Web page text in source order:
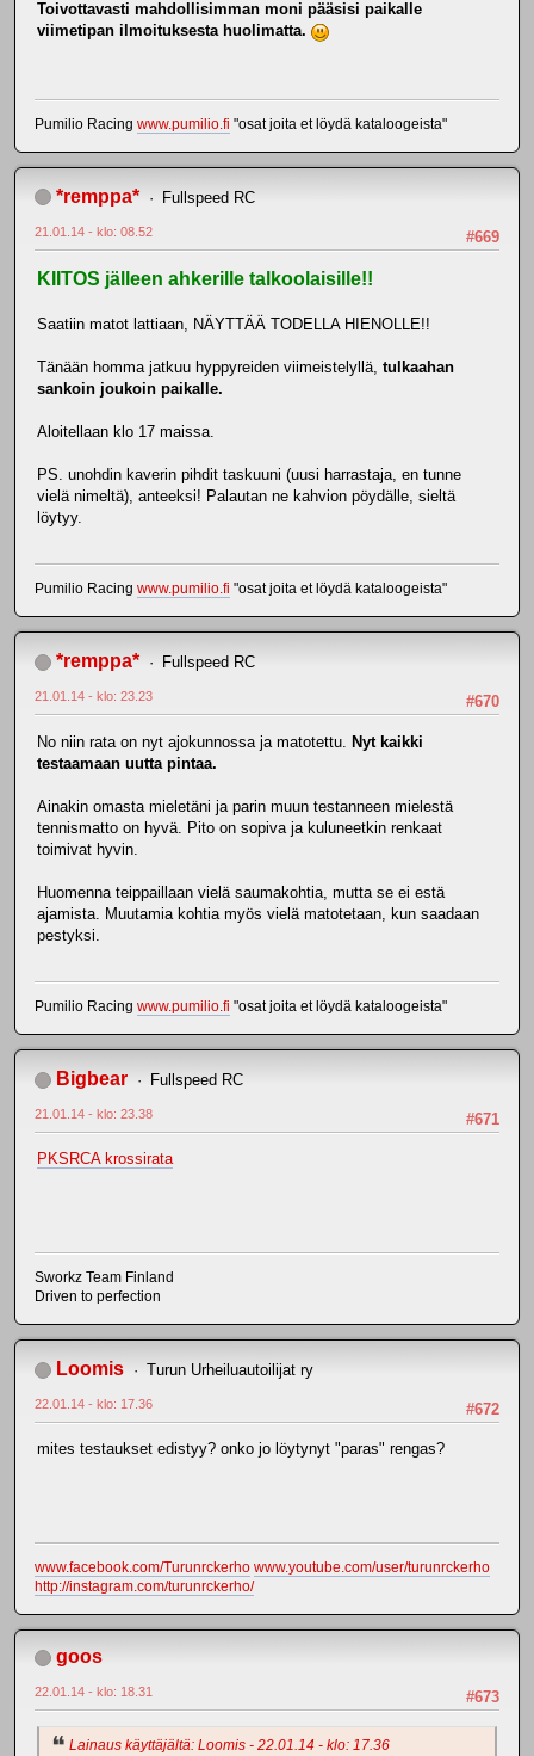
Toivottavasti mahdollisimman moni pääsisi paikalle
viimetipan ilmoituksesta huolimatta.
Pumilio Racing www.pumilio.fi "osat joita et löydä kataloogeista"
*remppa* Fullspeed RC
#669
21.01.14 - klo: 08.52
KIITOS jälleen ahkerille talkoolaisille!!
Saatiin matot lattiaan, NÄYTTÄÄ TODELLA HIENOLLE!!
Tänään homma jatkuu hyppyreiden viimeistelyllä, tulkaahan
sankoin joukoin paikalle.
Aloitellaan klo 17 maissa.
PS. unohdin kaverin pihdit taskuuni (uusi harrastaja, en tunne
vielä nimeltä), anteeksi! Palautan ne kahvion pöydälle, sieltä
löytyy.
Pumilio Racing www.pumilio.fi "osat joita et löydä kataloogeista"
*remppa* Fullspeed RC
#670
21.01.14 - klo: 23.23
No niin rata on nyt ajokunnossa ja matotettu. Nyt kaikki
testaamaan uutta pintaa.
Ainakin omasta mieletäni ja parin muun testanneen mielestä
tennismatto on hyvä. Pito on sopiva ja kuluneetkin renkaat
toimivat hyvin.
Huomenna teippaillaan vielä saumakohtia, mutta se ei estä
ajamista. Muutamia kohtia myös vielä matotetaan, kun saadaan
pestyksi.
Pumilio Racing www.pumilio.fi "osat joita et löydä kataloogeista"
Bigbear Fullspeed RC
#671
21.01.14 - klo: 23.38
PKSRCA krossirata
Sworkz Team Finland
Driven to perfection
Loomis Turun Urheiluautoilijat ry
#672
22.01.14 - klo: 17.36
mites testaukset edistyy? onko jo löytynyt "paras" rengas?
www.facebook.com/Turunrckerho www.youtube.com/user/turunrckerho
http://instagram.com/turunrckerho/
goos
#673
22.01.14 - klo: 18.31
Lainaus käyttäjältä: Loomis - 22.01.14 - klo: 17.36